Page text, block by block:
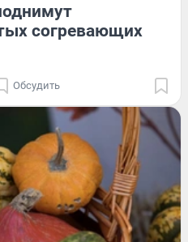
согревающих
Обсудить